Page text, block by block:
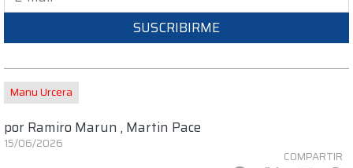
SUSCRIBIRME
Manu Urcera
por Ramiro Marun , Martin Pace
15/06/2026
COMPARTIR